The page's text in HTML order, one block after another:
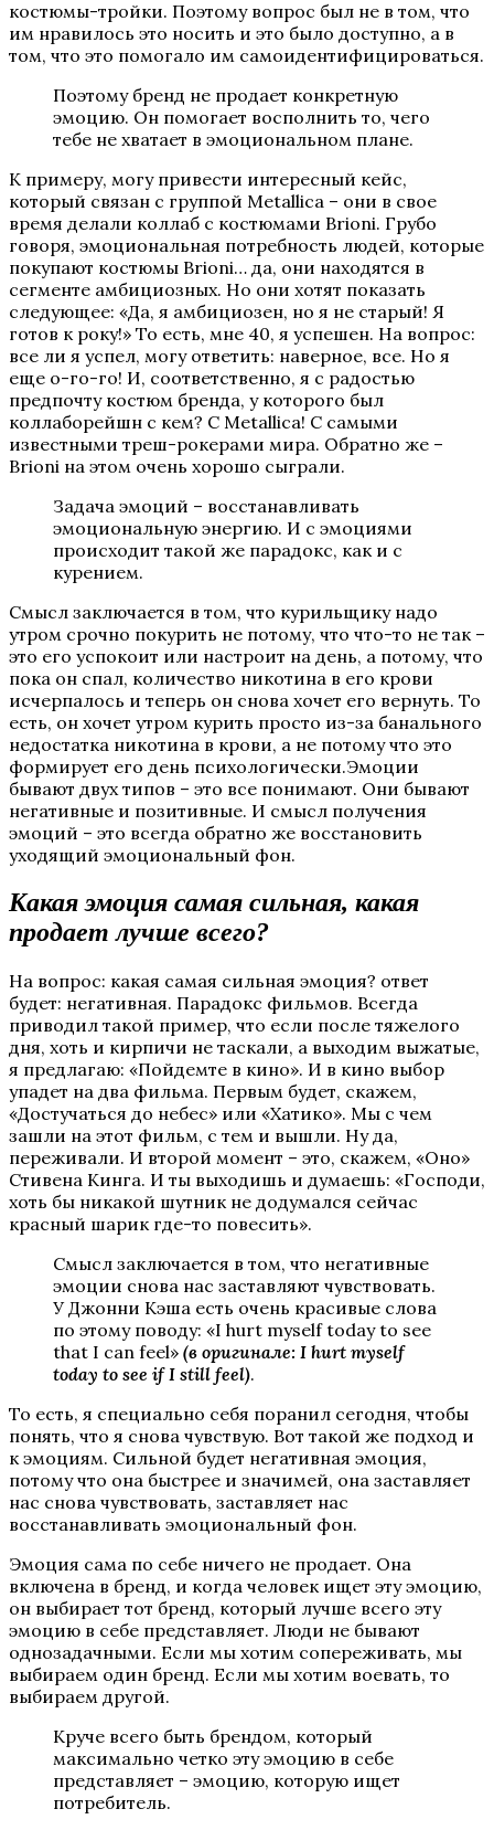
костюмы-тройки. Поэтому вопрос был не в том, что
им нравилось это носить и это было доступно, а в
том, что это помогало им самоидентифицироваться.
Поэтому бренд не продает конкретную
эмоцию. Он помогает восполнить то, чего
тебе не хватает в эмоциональном плане.
К примеру, могу привести интересный кейс,
который связан с группой Metallica – они в свое
время делали коллаб с костюмами Brioni. Грубо
говоря, эмоциональная потребность людей, которые
покупают костюмы Brioni… да, они находятся в
сегменте амбициозных. Но они хотят показать
следующее: «Да, я амбициозен, но я не старый! Я
готов к року!» То есть, мне 40, я успешен. На вопрос:
все ли я успел, могу ответить: наверное, все. Но я
еще о-го-го! И, соответственно, я с радостью
предпочту костюм бренда, у которого был
коллаборейшн с кем? С Metallica! С самыми
известными треш-рокерами мира. Обратно же –
Brioni на этом очень хорошо сыграли.
Задача эмоций – восстанавливать
эмоциональную энергию. И с эмоциями
происходит такой же парадокс, как и с
курением.
Смысл заключается в том, что курильщику надо
утром срочно покурить не потому, что что-то не так –
это его успокоит или настроит на день, а потому, что
пока он спал, количество никотина в его крови
исчерпалось и теперь он снова хочет его вернуть. То
есть, он хочет утром курить просто из-за банального
недостатка никотина в крови, а не потому что это
формирует его день психологически.Эмоции
бывают двух типов – это все понимают. Они бывают
негативные и позитивные. И смысл получения
эмоций – это всегда обратно же восстановить
уходящий эмоциональный фон.
Какая эмоция самая сильная, какая
продает лучше всего?
На вопрос: какая самая сильная эмоция? ответ
будет: негативная. Парадокс фильмов. Всегда
приводил такой пример, что если после тяжелого
дня, хоть и кирпичи не таскали, а выходим выжатые,
я предлагаю: «Пойдемте в кино». И в кино выбор
упадет на два фильма. Первым будет, скажем,
«Достучаться до небес» или «Хатико». Мы с чем
зашли на этот фильм, с тем и вышли. Ну да,
переживали. И второй момент – это, скажем, «Оно»
Стивена Кинга. И ты выходишь и думаешь: «Господи,
хоть бы никакой шутник не додумался сейчас
красный шарик где-то повесить».
Смысл заключается в том, что негативные
эмоции снова нас заставляют чувствовать.
У Джонни Кэша есть очень красивые слова
по этому поводу: «I hurt myself today to see
that I can feel» (в оригинале: I hurt myself
today to see if I still feel).
То есть, я специально себя поранил сегодня, чтобы
понять, что я снова чувствую. Вот такой же подход и
к эмоциям. Сильной будет негативная эмоция,
потому что она быстрее и значимей, она заставляет
нас снова чувствовать, заставляет нас
восстанавливать эмоциональный фон.
Эмоция сама по себе ничего не продает. Она
включена в бренд, и когда человек ищет эту эмоцию,
он выбирает тот бренд, который лучше всего эту
эмоцию в себе представляет. Люди не бывают
однозадачными. Если мы хотим сопереживать, мы
выбираем один бренд. Если мы хотим воевать, то
выбираем другой.
Круче всего быть брендом, который
максимально четко эту эмоцию в себе
представляет – эмоцию, которую ищет
потребитель.